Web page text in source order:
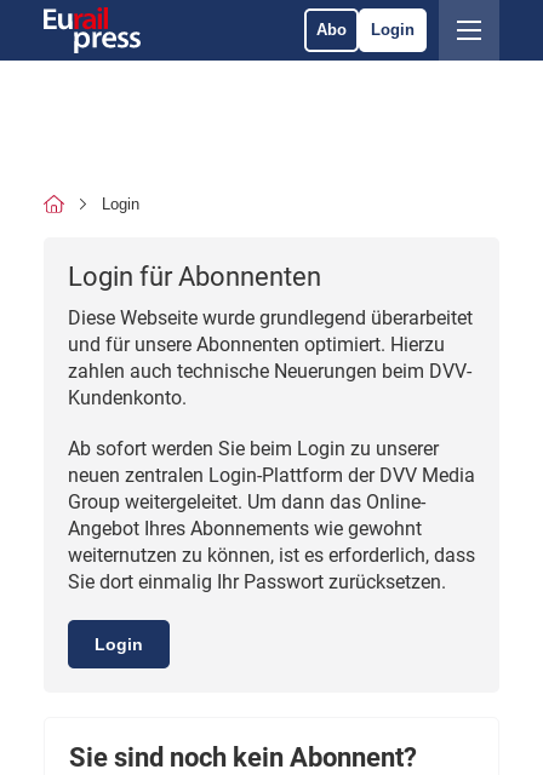
Abo Login
Login
Login für Abonnenten
Diese Webseite wurde grundlegend überarbeitet
und für unsere Abonnenten optimiert. Hierzu
zahlen auch technische Neuerungen beim DVV-
Kundenkonto.
Ab sofort werden Sie beim Login zu unserer
neuen zentralen Login-Plattform der DVV Media
Group weitergeleitet. Um dann das Online-
Angebot Ihres Abonnements wie gewohnt
weiternutzen zu können, ist es erforderlich, dass
Sie dort einmalig Ihr Passwort zurücksetzen.
Login
Sie sind noch kein Abonnent?